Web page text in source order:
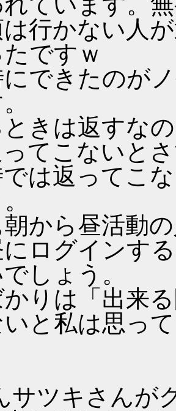
行かない人
ですｗ
できたのが
きは返すな
てこないと
では返ってこ
朝から昼活動
ログインす
しょう。
りは「出来
いと私は思っ
サツキさんが